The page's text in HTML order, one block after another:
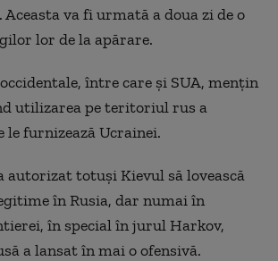
va fi urmată a doua zi de o
lor de la apărare.
între care şi SUA, menţin
utilizarea pe teritoriul rus a
le furnizează Ucrainei.
autorizat totuşi Kievul să lovească
în Rusia, dar numai în
în special în jurul Harkov,
a lansat în mai o ofensivă.